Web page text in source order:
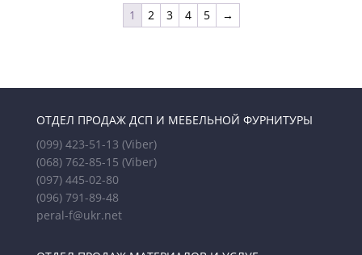
1 2 3 4 5 →
ОТДЕЛ ПРОДАЖ ДСП И МЕБЕЛЬНОЙ ФУРНИТУРЫ
(099) 423-51-13 (Viber)
(068) 762-85-15 (Viber)
(097) 445-02-80
(096) 791-89-48
peral-f@ukr.net